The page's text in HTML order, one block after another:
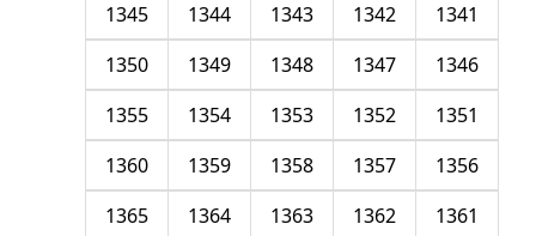
1341
1342
1343
1344
1345
1346
1347
1348
1349
1350
1351
1352
1353
1354
1355
1356
1357
1358
1359
1360
1361
1362
1363
1364
1365